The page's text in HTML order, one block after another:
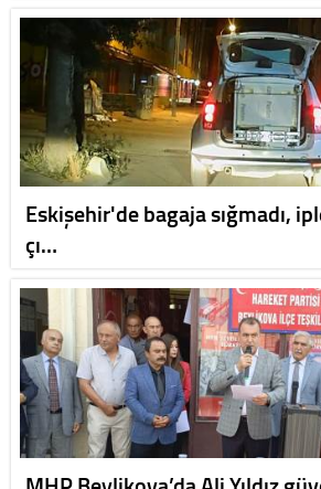
Eskişehir'de bagaja sığmadı,
çı…